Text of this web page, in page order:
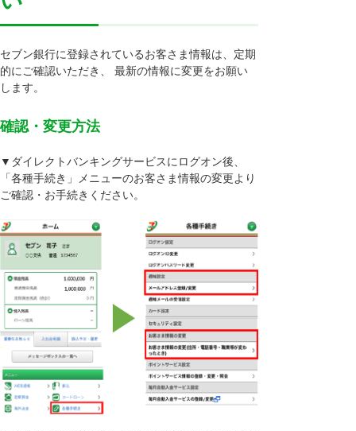
セブン銀行に登録されているお客さま情報は、定期
的にご確認いただき、 最新の情報に変更をお願い
します。
確認・変更方法
▼ダイレクトバンキングサービスにログオン後、
「各種手続き」メニューのお客さま情報の変更より
ご確認・お手続きください。